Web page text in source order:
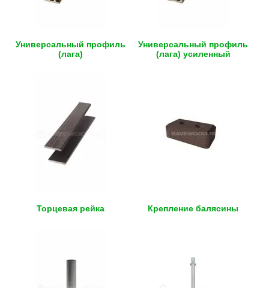
Универсальный профиль
(лага)
Универсальный профиль
(лага) усиленный
Торцевая рейка Крепление балясины